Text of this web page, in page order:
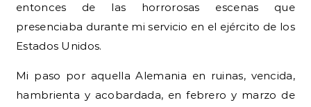
entonces de las horrorosas escenas que
presenciaba durante mi servicio en el ejército de los
Estados Unidos.
Mi paso por aquella Alemania en ruinas, vencida,
hambrienta y acobardada, en febrero y marzo de